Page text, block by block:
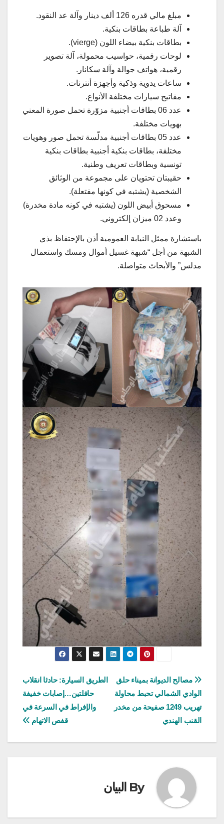
مبلغ مالي قدره 126 ألف دينار وآلة عد النقود.
آلة طباعة بطاقات بنكية.
بطاقات بنكية بيضاء اللون (vierge).
لوحات رقمية، حواسيب محمولة، آلة تصوير
رقمية، هواتف جوالة وآلة سكانار.
ساعات يدوية وذكية وأجهزة أنترنات.
مفاتيح سيارات مختلفة الأنواع.
عدد 06 بطاقات أجنبية مزوّرة تحمل صورة المعني
بهويات مختلفة.
عدد 05 بطاقات أجنبية مدلّسة تحمل صور وهويات
مختلفة، بطاقات بنكية أجنبية بطاقات بنكية
تونسية وبطاقات تعريف وطنية.
حقيبتان تحتويان على مجموعة من الوثائق
الشخصية (يشتبه في كونها مفتعلة).
مسحوق أبيض اللون (يشتبه في كونه مادة مخدرة)
وعدد 02 ميزان إلكتروني.
باستشارة ممثل النيابة العمومية أذن بالإحتفاظ بذي
الشبهة من أجل “شبهة غسيل أموال ومسك واستعمال
مدلس” والأبحاث متواصلة.
تصفّح
المقالات
الطريق السيارة: حادثا انقلاب
حافلتين…إصابات خفيفة
والإفراط في السرعة في
قفص الاتهام
مصالح الديوانة بميناء حلق
الوادي الشمالي تحبط محاولة
تهريب 1249 صفيحة من مخدر
القنب الهندي
By البيان